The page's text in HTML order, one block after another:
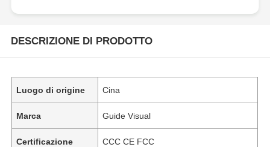
DESCRIZIONE DI PRODOTTO
Luogo di origine Cina
Marca Guide Visual
Certificazione CCC CE FCC